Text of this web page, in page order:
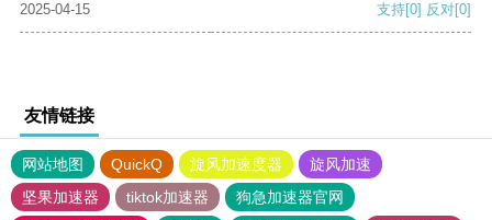
2025-04-15
支持[0] 反对[0]
友情链接
网站地图 QuickQ 旋风加速度器
旋风加速
坚果加速器
tiktok加速器
狗急加速器官网